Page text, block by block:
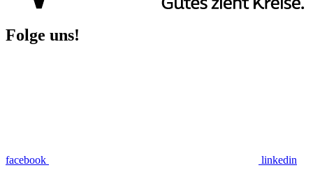
Folge uns!
facebook linkedin